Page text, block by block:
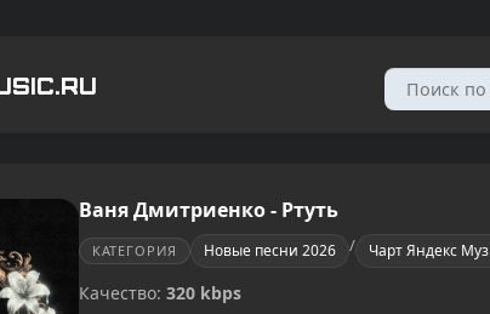
Ваня Дмитриенко - Ртуть
КАТЕГОРИЯ Новые песни 2026 / Чарт Яндекс
Качество: 320 kbps